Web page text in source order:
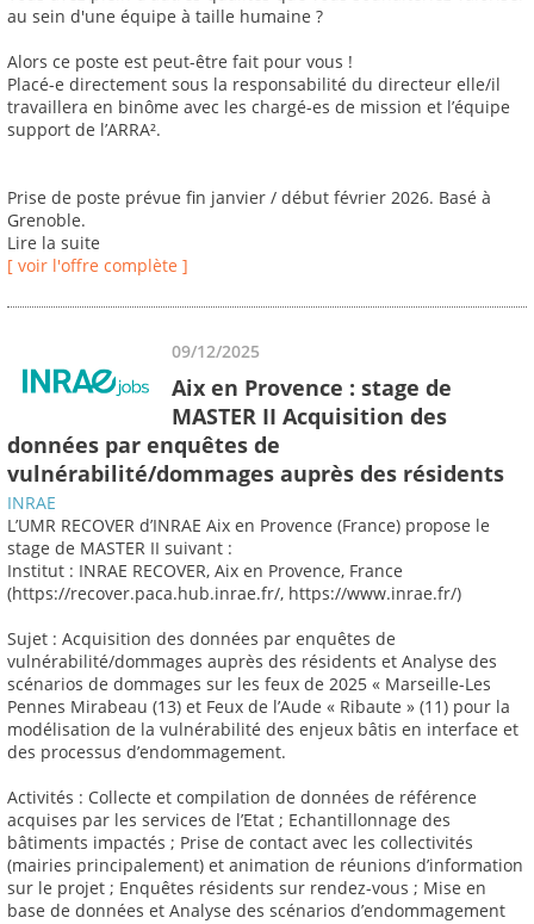
au sein d'une équipe à taille humaine ?
Alors ce poste est peut-être fait pour vous !
Placé-e directement sous la responsabilité du directeur elle/il
travaillera en binôme avec les chargé-es de mission et l’équipe
support de l’ARRA².
Prise de poste prévue fin janvier / début février 2026. Basé à
Grenoble.
Lire la suite
[ voir l'offre complète ]
09/12/2025
Aix en Provence : stage de
MASTER II Acquisition des
données par enquêtes de
vulnérabilité/dommages auprès des résidents
INRAE
L’UMR RECOVER d’INRAE Aix en Provence (France) propose le
stage de MASTER II suivant :
Institut : INRAE RECOVER, Aix en Provence, France
(https://recover.paca.hub.inrae.fr/, https://www.inrae.fr/)
Sujet : Acquisition des données par enquêtes de
vulnérabilité/dommages auprès des résidents et Analyse des
scénarios de dommages sur les feux de 2025 « Marseille-Les
Pennes Mirabeau (13) et Feux de l’Aude « Ribaute » (11) pour la
modélisation de la vulnérabilité des enjeux bâtis en interface et
des processus d’endommagement.
Activités : Collecte et compilation de données de référence
acquises par les services de l’Etat ; Echantillonnage des
bâtiments impactés ; Prise de contact avec les collectivités
(mairies principalement) et animation de réunions d’information
sur le projet ; Enquêtes résidents sur rendez-vous ; Mise en
base de données et Analyse des scénarios d’endommagement